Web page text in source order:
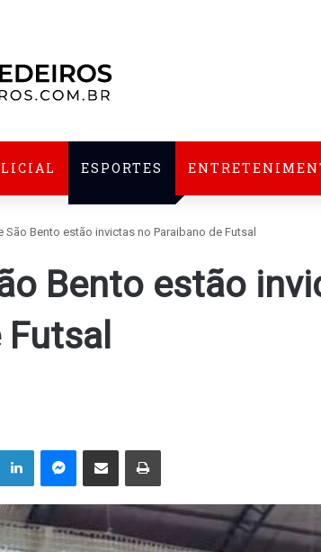
ESPORTES
São Bento estão invictas no Paraibano de Futsal
Bento estão
LinkedinMessenger
Compartilhar via e-mail Imprimir